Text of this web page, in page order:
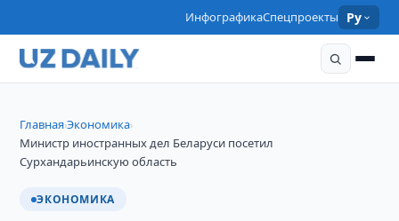
ИнфографикаСпецпроекты Ру
Главная›Экономика›
Министр иностранных дел Беларуси посетил
Сурхандарьинскую область
ЭКОНОМИКА